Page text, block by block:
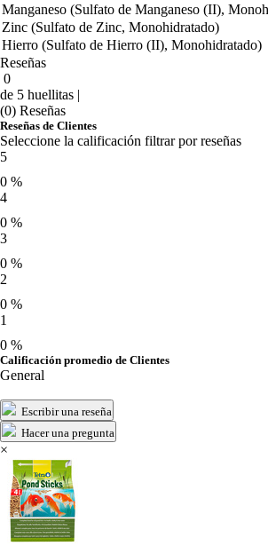
Manganeso (Sulfato de Manganeso (II),
Zinc (Sulfato de Zinc, Monohidratado)
Hierro (Sulfato de Hierro (II), Monohidratado)
Reseñas
0
de 5 huellitas |
(0) Reseñas
Reseñas de Clientes
Seleccione la calificación filtrar por reseñas
5
0 %
4
0 %
3
0 %
2
0 %
1
0 %
Calificación promedio de Clientes
General
Escribir una reseña
Hacer una pregunta
×